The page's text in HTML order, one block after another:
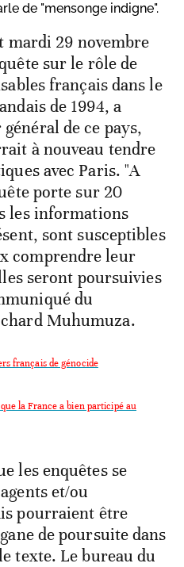
de "mensonge indigne".
mardi 29 novembre
sur le rôle de
français dans le
de 1994, a
de ce pays,
à nouveau tendre
avec Paris. "A
porte sur 20
les informations
sont susceptibles
comprendre leur
seront poursuivies
du
Muhumuza.
français de génocide
la France a bien participé au
les enquêtes se
et/ou
pourraient être
de poursuite dans
texte. Le bureau du